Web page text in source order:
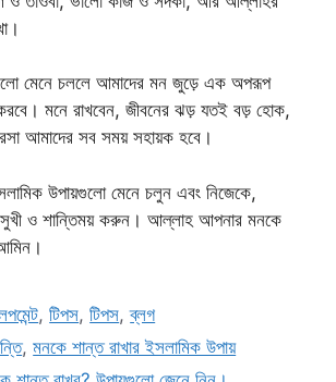
মেনে চললে আমাদের মন জুড়ে এক অপরূপ
মনে রাখবেন, জীবনের ঝড় যতই বড় হোক,
আমাদের সব সময় সহায়ক হবে।
উপায়গুলো মেনে চলুন এবং নিজেকে,
সুখী ও শান্তিময় করুন। আল্লাহ আপনার মনকে
,টিপস,টিপস,ব্লগ
,মনকে শান্ত রাখার ইসলামিক উপায়